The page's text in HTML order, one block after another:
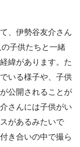
、伊勢谷友介さん
子供たちと一緒
緯があります。た
いる様子や、子供
公開されることが
さんには子供がい
があるみたいで
き合いの中で撮ら